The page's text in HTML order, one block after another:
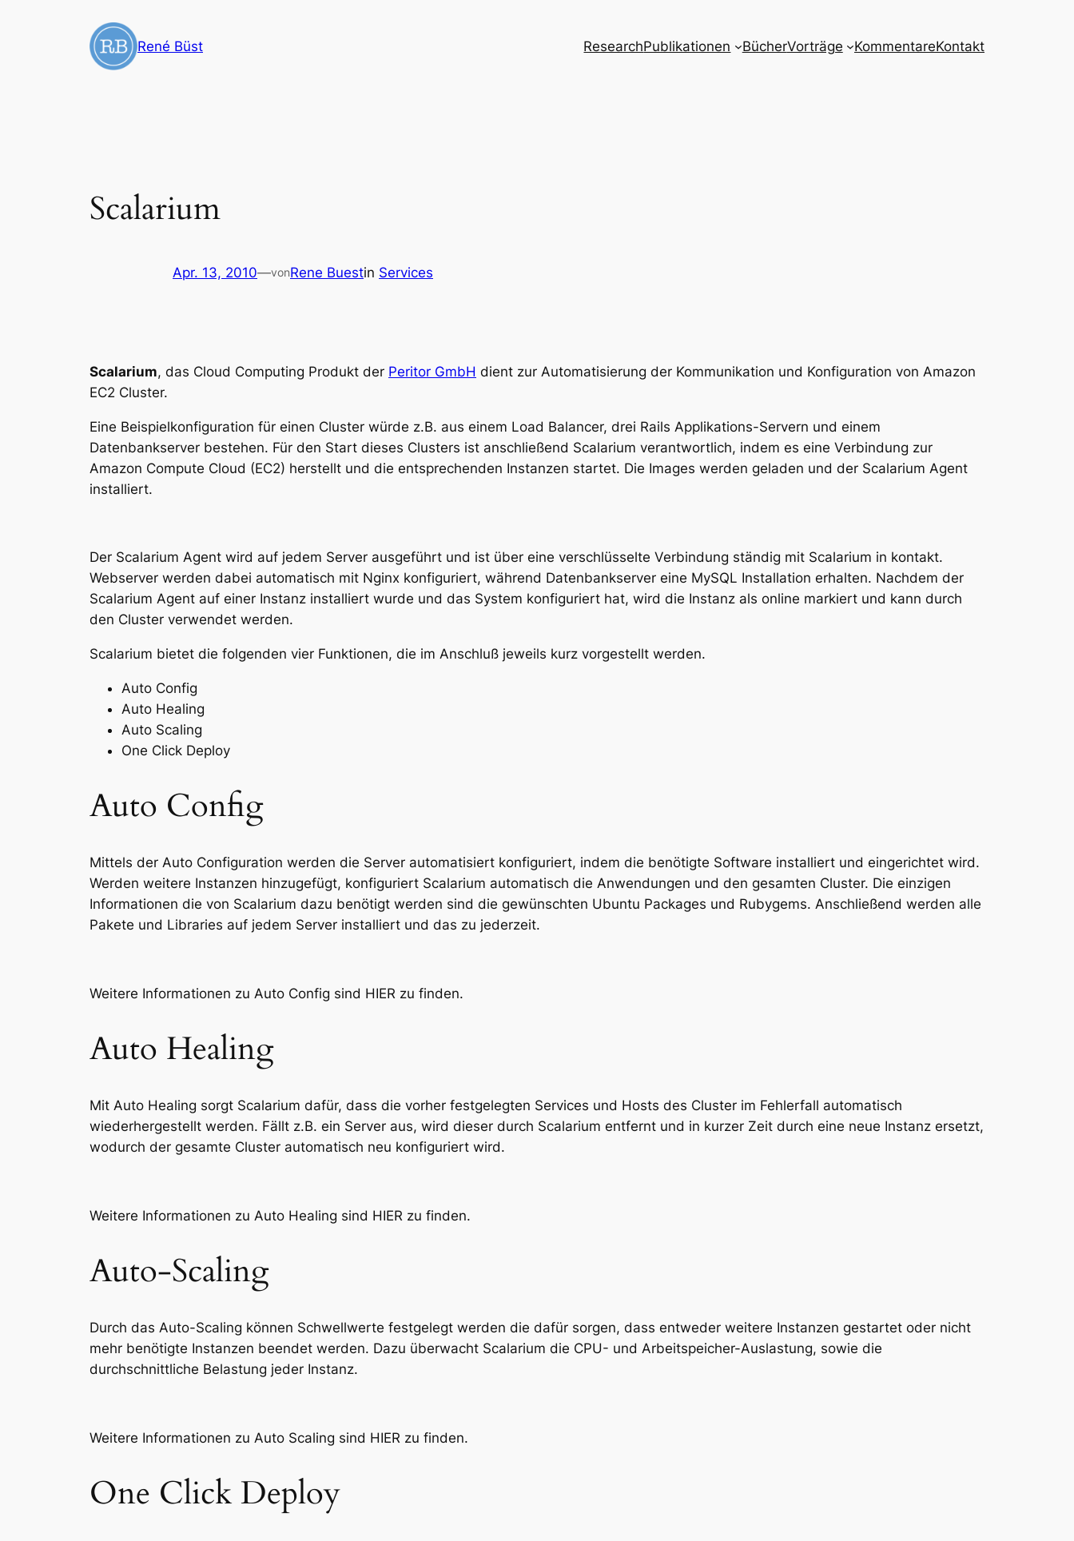
René Büst ResearchPublikationen BücherVorträge KommentareKontakt
Scalarium
Apr. 13, 2010—vonRene Buestin Services
Scalarium, das Cloud Computing Produkt der Peritor GmbH dient zur Automatisierung der Kommunikation und Konfiguration von Amazon
EC2 Cluster.
Eine Beispielkonfiguration für einen Cluster würde z.B. aus einem Load Balancer, drei Rails Applikations-Servern und einem
Datenbankserver bestehen. Für den Start dieses Clusters ist anschließend Scalarium verantwortlich, indem es eine Verbindung zur
Amazon Compute Cloud (EC2) herstellt und die entsprechenden Instanzen startet. Die Images werden geladen und der Scalarium Agent
installiert.
Der Scalarium Agent wird auf jedem Server ausgeführt und ist über eine verschlüsselte Verbindung ständig mit Scalarium in kontakt.
Webserver werden dabei automatisch mit Nginx konfiguriert, während Datenbankserver eine MySQL Installation erhalten. Nachdem der
Scalarium Agent auf einer Instanz installiert wurde und das System konfiguriert hat, wird die Instanz als online markiert und kann durch
den Cluster verwendet werden.
Scalarium bietet die folgenden vier Funktionen, die im Anschluß jeweils kurz vorgestellt werden.
Auto Config
Auto Healing
Auto Scaling
One Click Deploy
Auto Config
Mittels der Auto Configuration werden die Server automatisiert konfiguriert, indem die benötigte Software installiert und eingerichtet wird.
Werden weitere Instanzen hinzugefügt, konfiguriert Scalarium automatisch die Anwendungen und den gesamten Cluster. Die einzigen
Informationen die von Scalarium dazu benötigt werden sind die gewünschten Ubuntu Packages und Rubygems. Anschließend werden alle
Pakete und Libraries auf jedem Server installiert und das zu jederzeit.
Weitere Informationen zu Auto Config sind HIER zu finden.
Auto Healing
Mit Auto Healing sorgt Scalarium dafür, dass die vorher festgelegten Services und Hosts des Cluster im Fehlerfall automatisch
wiederhergestellt werden. Fällt z.B. ein Server aus, wird dieser durch Scalarium entfernt und in kurzer Zeit durch eine neue Instanz ersetzt,
wodurch der gesamte Cluster automatisch neu konfiguriert wird.
Weitere Informationen zu Auto Healing sind HIER zu finden.
Auto-Scaling
Durch das Auto-Scaling können Schwellwerte festgelegt werden die dafür sorgen, dass entweder weitere Instanzen gestartet oder nicht
mehr benötigte Instanzen beendet werden. Dazu überwacht Scalarium die CPU- und Arbeitspeicher-Auslastung, sowie die
durchschnittliche Belastung jeder Instanz.
Weitere Informationen zu Auto Scaling sind HIER zu finden.
One Click Deploy